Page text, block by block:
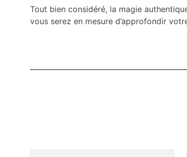
Tout bien considéré, la magie
vous serez en mesure d’approfondir